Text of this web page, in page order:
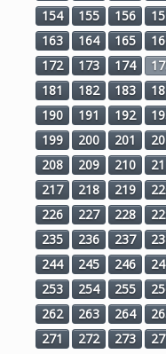
154
155 156
163
164 165
172
173 174
181
182 183
190
191 192
199
200 201
208
209 210
217
218 219
226
227 228
235
236 237
244
245 246
253
254 255
262
263 264
271
272 273